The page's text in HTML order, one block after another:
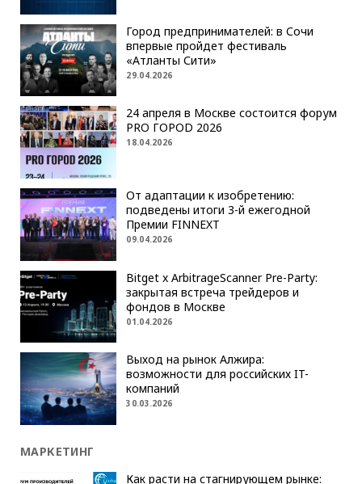
Город предпринимателей: в Сочи
впервые пройдет фестиваль
«Атланты Сити»
29.04.2026
24 апреля в Москве состоится форум
PRO ГОРОD 2026
18.04.2026
От адаптации к изобретению:
подведены итоги 3-й ежегодной
Премии FINNEXT
09.04.2026
Bitget x ArbitrageScanner Pre-Party:
закрытая встреча трейдеров и
фондов в Москве
01.04.2026
Выход на рынок Алжира:
возможности для российских IT-
компаний
30.03.2026
МАРКЕТИНГ
Как расти на стагнирующем рынке: